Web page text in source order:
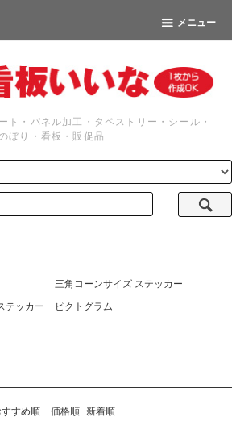
メニュー
ト・パネル加工・タペストリー・シール・
ぼり・看板・販促品
三角コーンサイズ ステッカー
テッカー
ピクトグラム
すすめ順 価格順 新着順